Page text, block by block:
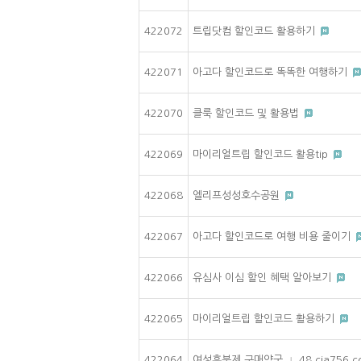
422072 트립닷컴 할인코드 활용하기
422071 아고다 할인코드로 똑똑한 여행하기
422070 클룩 할인코드 및 활용법
422069 마이리얼트립 할인코드 활용tip
422068 엘리프성성호수공원
422067 아고다 할인코드로 여행 비용 줄이기
422066 유심사 이심 할인 혜택 알아보기
422065 마이리얼트립 할인코드 활용하기